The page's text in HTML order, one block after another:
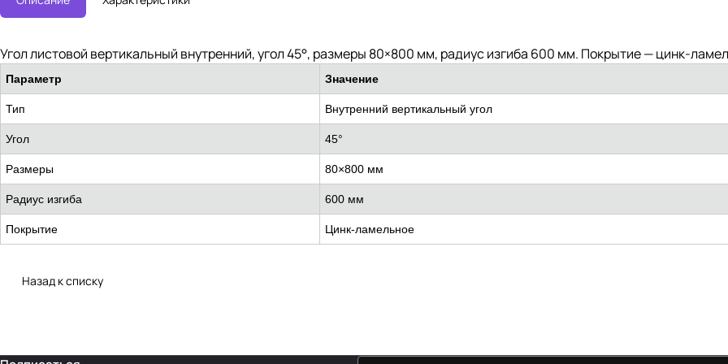
Угол листовой вертикальный внутренний, угол 45°, размеры 80×800 мм, радиус изгиба 600 мм. Покрытие — цинк-
Параметр Значение
Тип Внутренний вертикальный угол
Угол 45°
Размеры 80×800 мм
Радиус изгиба 600 мм
Покрытие Цинк-ламельное
Назад к списку